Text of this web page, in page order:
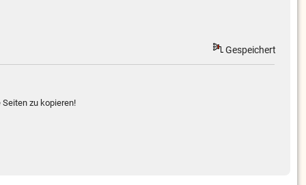
Gespeichert
zu kopieren!